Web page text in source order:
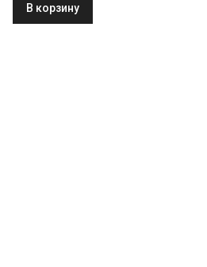
В корзину